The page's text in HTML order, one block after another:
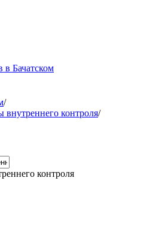
в Бачатском
/
внутреннего контроля/
контроля